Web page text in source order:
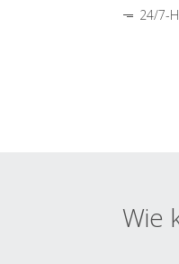
24/7-
Wie